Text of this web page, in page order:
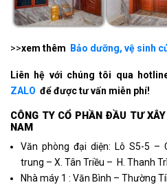
>>xem thêm Bảo dưỡng, vệ sinh
Liên hệ với chúng tôi qua
ZALO để được tư vấn miễn phí!
CÔNG TY CỔ PHẦN ÐẦU TƯ
NAM
Văn phòng đại diện: Lô S5-5 –
trung – X. Tân Triều – H. Thanh
Nhà máy 1 : Văn Bình – Thường